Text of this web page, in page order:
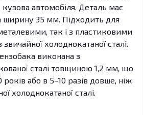
автомобіля. Деталь має
35 мм. Підходить для
так і з пластиковими
холоднокатаної сталі.
виконана з
сталі товщиною 1,2 мм, що
або в 5–10 разів довше, ніж
холоднокатаної сталі.